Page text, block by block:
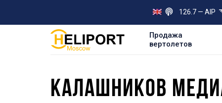
126.7 — AIP
Продажа
вертолетов
КАЛАШНИКОВ